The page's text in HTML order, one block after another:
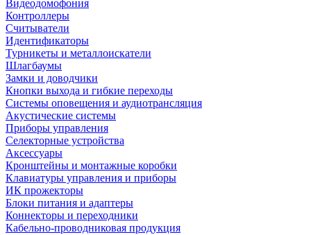
Видеодомофония
Контроллеры
Считыватели
Идентификаторы
Турникеты и металлоискатели
Шлагбаумы
Замки и доводчики
Кнопки выхода и гибкие переходы
Системы оповещения и аудиотрансляция
Акустические системы
Приборы управления
Селекторные устройства
Аксессуары
Кронштейны и монтажные коробки
Клавиатуры управления и приборы
ИК прожекторы
Блоки питания и адаптеры
Коннекторы и переходники
Кабельно-проводниковая продукция